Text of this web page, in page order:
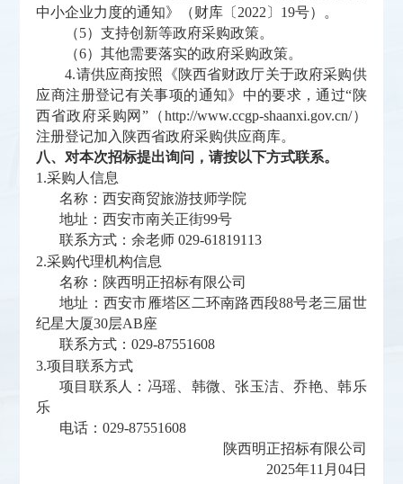
中小企业力度的通知》（财库〔2022〕19号）。
（5）支持创新等政府采购政策。
（6）其他需要落实的政府采购政策。
4.请供应商按照《陕西省财政厅关于政府采购供
应商注册登记有关事项的通知》中的要求，通过“陕
西省政府采购网”（http://www.ccgp-shaanxi.gov.cn/）
注册登记加入陕西省政府采购供应商库。
八、对本次招标提出询问，请按以下方式联系。
1.采购人信息
名称：西安商贸旅游技师学院
地址：西安市南关正街99号
联系方式：余老师 029-61819113
2.采购代理机构信息
名称：陕西明正招标有限公司
地址：西安市雁塔区二环南路西段88号老三届世
纪星大厦30层AB座
联系方式： 029-87551608
3.项目联系方式
项目联系人：冯瑶、韩微、张玉洁、乔艳、韩乐
乐
电话： 029-87551608
陕西明正招标有限公司
2025年11月04日